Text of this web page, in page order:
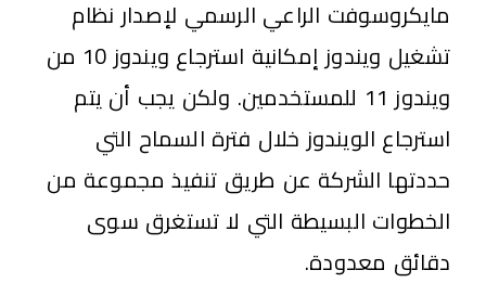
مايكروسوفت الراعي الرسمي لإصدار نظام
تشغيل ويندوز إمكانية استرجاع ويندوز 10 من
ويندوز 11 للمستخدمين. ولكن يجب أن يتم
استرجاع الويندوز خلال فترة السماح التي
حددتها الشركة عن طريق تنفيذ مجموعة من
الخطوات البسيطة التي لا تستغرق سوى
دقائق معدودة.